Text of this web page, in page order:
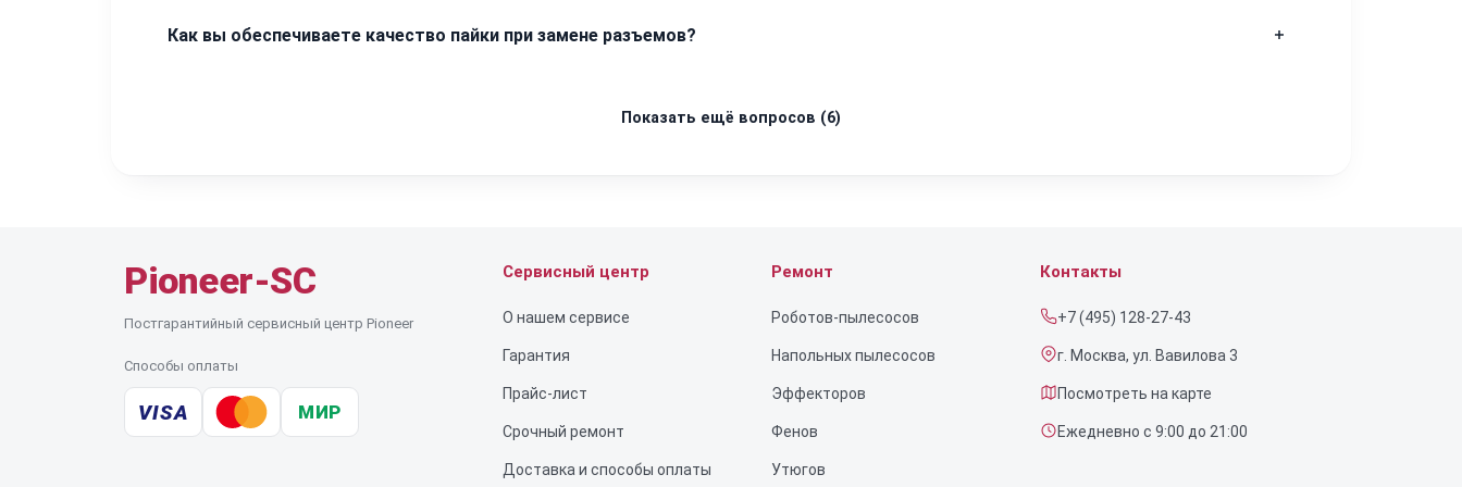
винил-проигрывателя. Все корпусные элементы после сборки будут плотно прилегать друг к другу, сохраняя заводской вид изделия.
Как вы обеспечиваете качество пайки при замене разъемов?
отсутствие искажений звука. После монтажа каждый разъем проходит проверку на совместимость с кабелями любых стандартов.
Показать ещё вопросов (6)
Pioneer-SC
Постгарантийный сервисный центр Pioneer
Способы оплаты
VISA МИР
Сервисный центр
О нашем сервисе
Гарантия
Прайс-лист
Срочный ремонт
Доставка и способы оплаты
Ремонт
Роботов-пылесосов
Напольных пылесосов
Эффекторов
Фенов
Утюгов
Контакты
+7 (495) 128-27-43
г. Москва, ул. Вавилова 3
Посмотреть на карте
Ежедневно с 9:00 до 21:00